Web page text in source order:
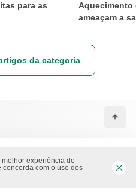
para as
Aquecimento
ameaçam a
da categoria
experiência de
concorda com o uso dos